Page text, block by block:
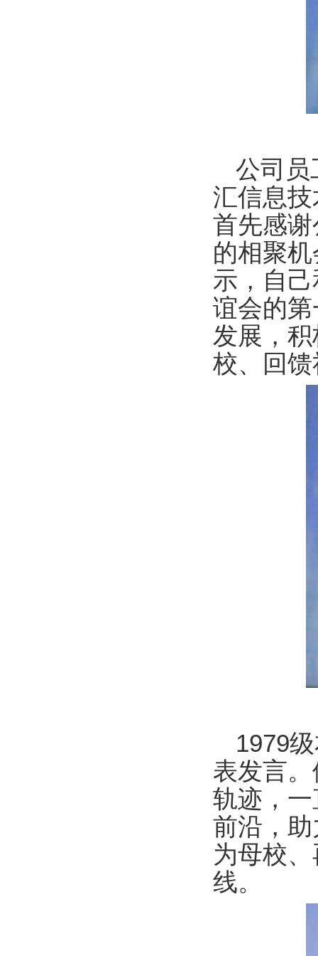
公司员
汇信息
首先感
的相聚
示，自
谊会的
发展，
校、回
1979
表发言
轨迹，
前沿，
为母校
线。